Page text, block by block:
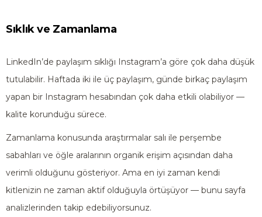
Sıklık ve Zamanlama
LinkedIn’de paylaşım sıklığı Instagram’a göre çok daha düşük
tutulabilir. Haftada iki ile üç paylaşım, günde birkaç paylaşım
yapan bir Instagram hesabından çok daha etkili olabiliyor —
kalite korunduğu sürece.
Zamanlama konusunda araştırmalar salı ile perşembe
sabahları ve öğle aralarının organik erişim açısından daha
verimli olduğunu gösteriyor. Ama en iyi zaman kendi
kitlenizin ne zaman aktif olduğuyla örtüşüyor — bunu sayfa
analizlerinden takip edebiliyorsunuz.